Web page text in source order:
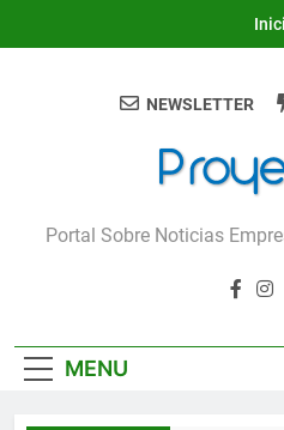
Proyecta
Portal Sobre Noticias
NEWSLETTER
MENU